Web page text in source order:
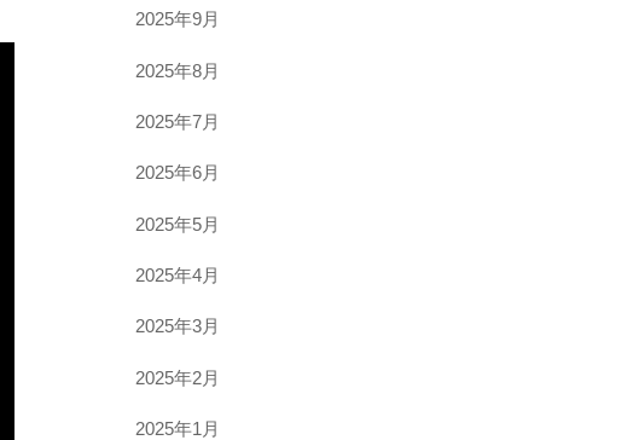
2025年9月
2025年8月
2025年7月
2025年6月
2025年5月
2025年4月
2025年3月
2025年2月
2025年1月